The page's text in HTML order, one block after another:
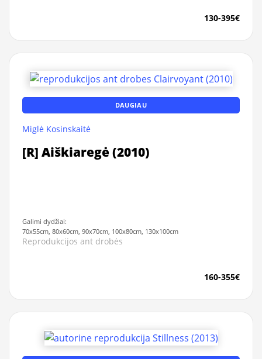
130-395€
DAUGIAU
Miglė Kosinskaitė
[R] Aiškiaregė (2010)
Galimi dydžiai:
70x55cm, 80x60cm, 90x70cm, 100x80cm, 130x100cm
Reprodukcijos ant drobės
160-355€